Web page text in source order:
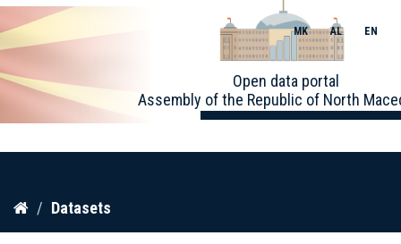
Skip
content
Open data portal
Assembly of the Republic of North
MK AL EN
Datasets